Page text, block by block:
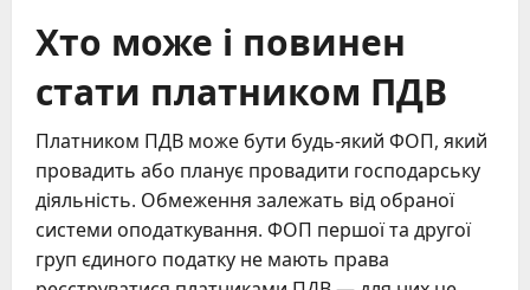
Хто може і повинен
стати платником ПДВ
Платником ПДВ може бути будь-який ФОП, який
провадить або планує провадити господарську
діяльність. Обмеження залежать від обраної
системи оподаткування. ФОП першої та другої
груп єдиного податку не мають права